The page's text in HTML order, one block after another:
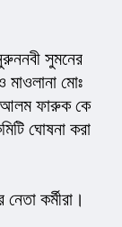
সুমনের
মোঃ
আলম ফারুক কে
ঘোষনা করা
কর্মীরা।